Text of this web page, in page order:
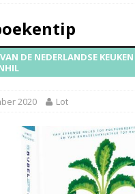
DE NEDERLANDSE
2020 Lot